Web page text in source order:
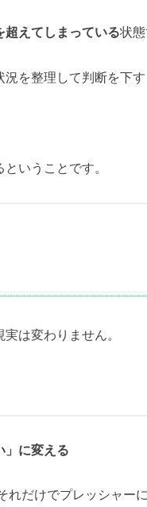
超えてしまっている状態
を整理して判断を下
いうことです。
は変わりません。
」に変える
だけでプレッシャーに